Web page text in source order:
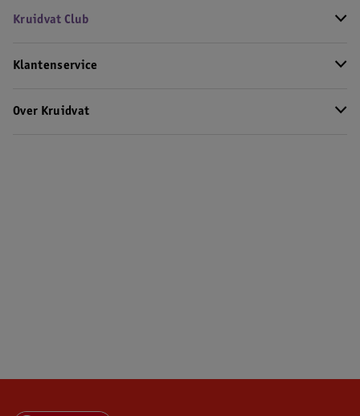
Kruidvat Club
Klantenservice
Over Kruidvat